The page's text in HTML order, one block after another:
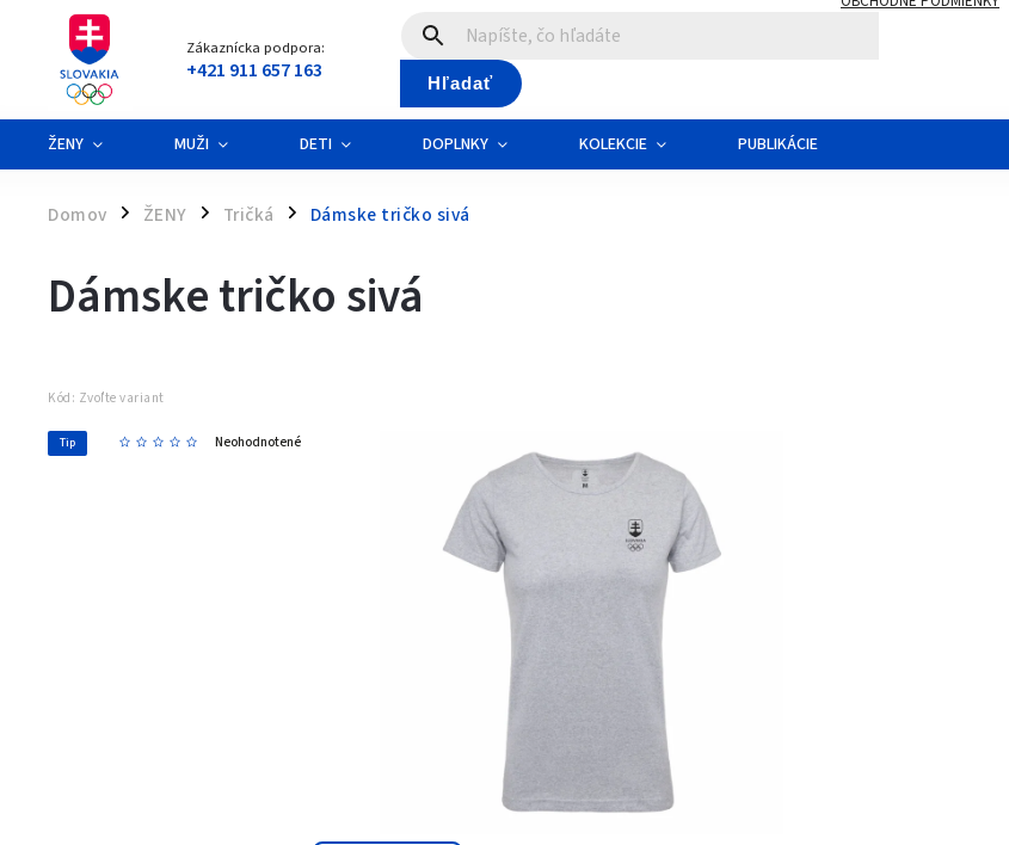
Zákaznícka podpora:
+421 911 657 163 Hľadať
ŽENY MUŽI DETI DOPLNKY KOLEKCIE PUBLIKÁCIE
Domov / ŽENY / Tričká / Dámske tričko sivá
Dámske tričko sivá
Kód: Zvoľte variant
Tip Neohodnotené